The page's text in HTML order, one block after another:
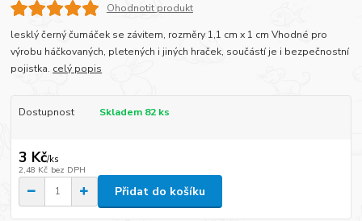
Ohodnotit produkt
lesklý černý čumáček se závitem, rozměry 1,1 cm x 1 cm Vhodné pro
výrobu háčkovaných, pletených i jiných hraček, součástí je i bezpečnostní
pojistka. celý popis
Dostupnost Skladem 82 ks
3 Kč/ks
2,48 Kč bez DPH
Přidat do košíku